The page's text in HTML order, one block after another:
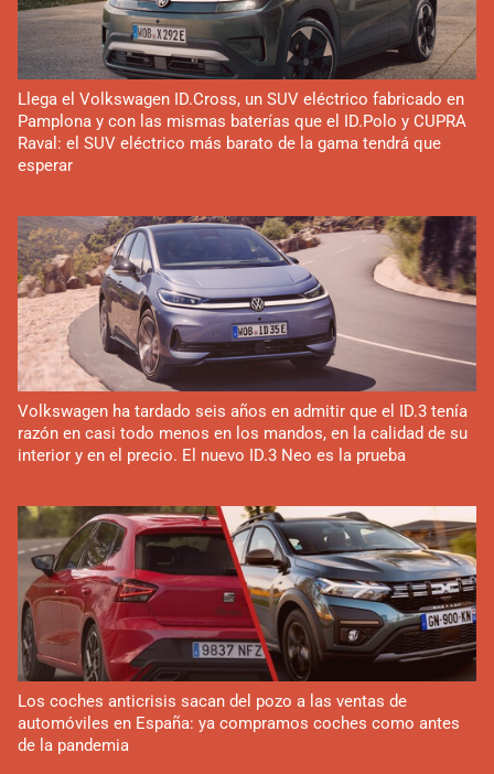
Llega el Volkswagen ID.Cross, un SUV eléctrico fabricado en
Pamplona y con las mismas baterías que el ID.Polo y CUPRA
Raval: el SUV eléctrico más barato de la gama tendrá que
esperar
Volkswagen ha tardado seis años en admitir que el ID.3 tenía
razón en casi todo menos en los mandos, en la calidad de su
interior y en el precio. El nuevo ID.3 Neo es la prueba
Los coches anticrisis sacan del pozo a las ventas de
automóviles en España: ya compramos coches como antes
de la pandemia